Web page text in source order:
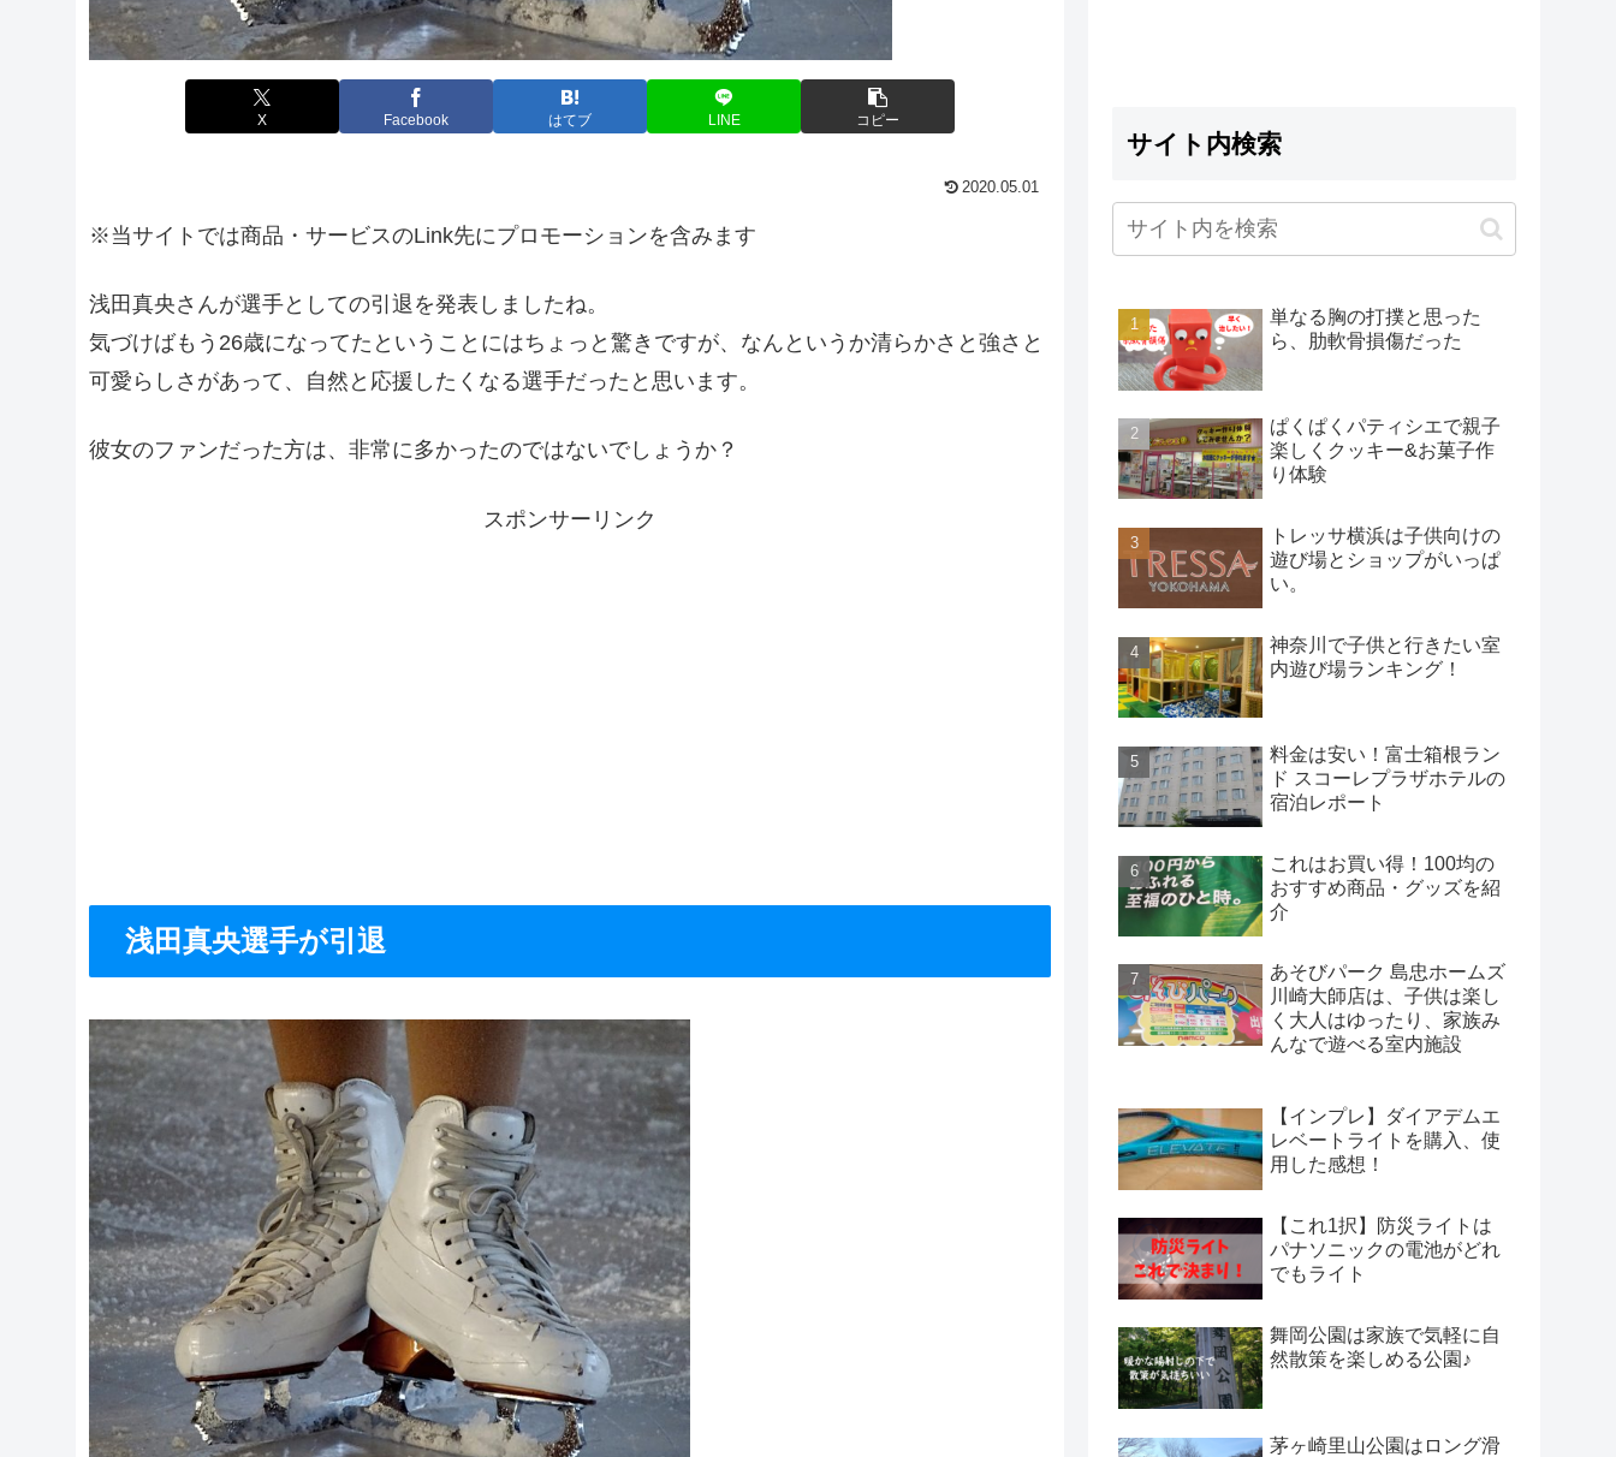
X Facebook はてブ LINE コピー
2020.05.01
※当サイトでは商品・サービスのLink先にプロモーションを含みます
浅田真央さんが選手としての引退を発表しましたね。
気づけばもう26歳になってたということにはちょっと驚きですが、なんというか清らかさと強さと
可愛らしさがあって、自然と応援したくなる選手だったと思います。
彼女のファンだった方は、非常に多かったのではないでしょうか？
スポンサーリンク
浅田真央選手が引退
サイト内検索
単なる胸の打撲と思った
ら、肋軟骨損傷だった
ぱくぱくパティシエで親子
楽しくクッキー&お菓子作
り体験
トレッサ横浜は子供向けの
遊び場とショップがいっぱ
い。
神奈川で子供と行きたい室
内遊び場ランキング！
料金は安い！富士箱根ラン
ド スコーレプラザホテルの
宿泊レポート
これはお買い得！100均の
おすすめ商品・グッズを紹
介
あそびパーク 島忠ホームズ
川崎大師店は、子供は楽し
く大人はゆったり、家族み
んなで遊べる室内施設
【インプレ】ダイアデムエ
レベートライトを購入、使
用した感想！
【これ1択】防災ライトは
パナソニックの電池がどれ
でもライト
舞岡公園は家族で気軽に自
然散策を楽しめる公園♪
茅ヶ崎里山公園はロング滑